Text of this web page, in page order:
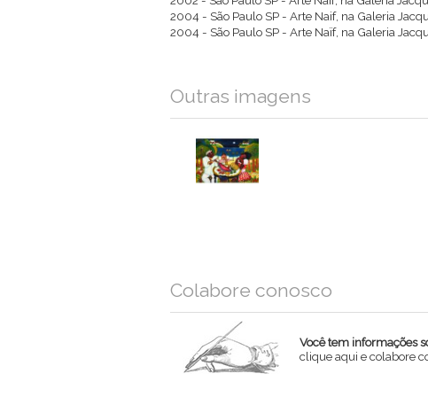
2004 - São Paulo SP - Arte Naif, na Galeria
2004 - São Paulo SP - Arte Naïf, na Galeria
Outras imagens
Colabore conosco
Você tem informações
clique aqui e colabore